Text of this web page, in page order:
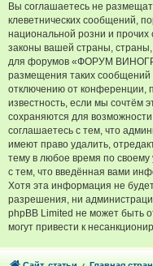
Вы соглашаетесь не
клеветнических сообщений,
национальной розни и
законы вашей страны, страны,
для форумов «ФОРУМ
размещения таких сообщений
отключению от конференции,
известность, если мы сочтём
сохраняются для
соглашаетесь с тем, что
имеют право удалить,
тему в любое время по своему
с тем, что введённая вами
Хотя эта информация не
разрешения, ни
phpBB Limited не может быть
могут привести к